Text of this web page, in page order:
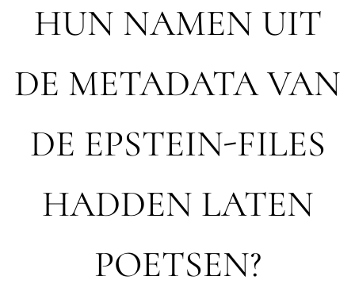
HUN NAMEN UIT
DE METADATA VAN
DE EPSTEIN-FILES
HADDEN LATEN
POETSEN?